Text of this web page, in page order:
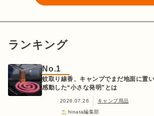
ランキング
No.1
蚊取り線香、キャンプでまだ地面に置
感動した“小さな発明”とは
2026.07.26
キャンプ用品
hinata編集部